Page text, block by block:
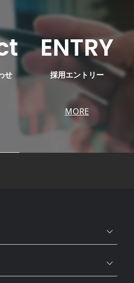
せ
ENTRY
採用エントリー
MORE